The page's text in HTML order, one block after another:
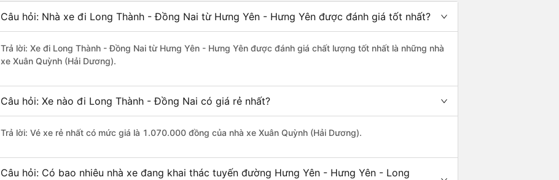
Câu hỏi: Nhà xe đi Long Thành - Đồng Nai từ Hưng Yên - Hưng Yên được đánh giá tốt nhất?
Trả lời: Xe đi Long Thành - Đồng Nai từ Hưng Yên - Hưng Yên được đánh giá chất lượng tốt nhất là những nhà
xe Xuân Quỳnh (Hải Dương).
Câu hỏi: Xe nào đi Long Thành - Đồng Nai có giá rẻ nhất?
Trả lời: Vé xe rẻ nhất có mức giá là 1.070.000 đồng của nhà xe Xuân Quỳnh (Hải Dương).
Câu hỏi: Có bao nhiêu nhà xe đang khai thác tuyến đường Hưng Yên - Hưng Yên - Long